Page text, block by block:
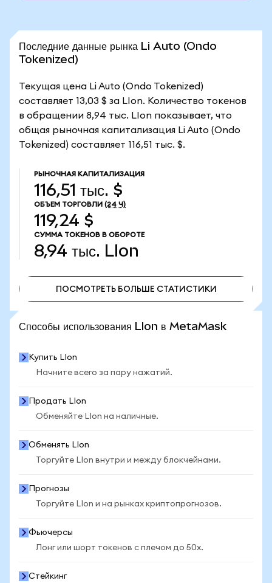
Последние данные рынка Li Auto (Ondo
Tokenized)
Текущая цена Li Auto (Ondo Tokenized)
составляет 13,03 $ за LIon. Количество токенов
в обращении 8,94 тыс. LIon показывает, что
общая рыночная капитализация Li Auto (Ondo
Tokenized) составляет 116,51 тыс. $.
РЫНОЧНАЯ КАПИТАЛИЗАЦИЯ
116,51 тыс. $
ОБЪЕМ ТОРГОВЛИ (24 Ч)
119,24 $
СУММА ТОКЕНОВ В ОБОРОТЕ
8,94 тыс. LIon
ПОСМОТРЕТЬ БОЛЬШЕ СТАТИСТИКИ
Способы использования LIon в MetaMask
Купить LIon
Начните всего за пару нажатий.
Продать LIon
Обменяйте LIon на наличные.
Обменять LIon
Торгуйте LIon внутри и между блокчейнами.
Прогнозы
Торгуйте LIon и на рынках криптопрогнозов.
Фьючерсы
Лонг или шорт токенов с плечом до 50x.
Стейкинг